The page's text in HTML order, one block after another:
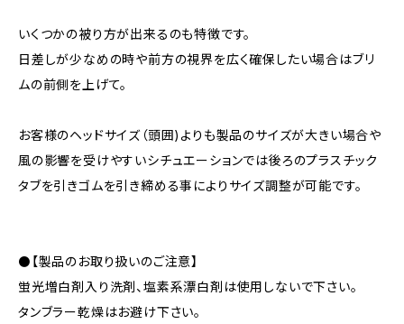
いくつかの被り方が出来るのも特徴です。
日差しが少なめの時や前方の視界を広く確保したい場合はブリ
ムの前側を上げて。
お客様のヘッドサイズ（頭囲)よりも製品のサイズが大きい場合や
風の影響を受けやすいシチュエーションでは後ろのプラスチック
タブを引きゴムを引き締める事によりサイズ調整が可能です。
⚫️【製品のお取り扱いのご注意】
蛍光増白剤入り洗剤、塩素系漂白剤は使用しないで下さい。
タンブラー乾燥はお避け下さい。